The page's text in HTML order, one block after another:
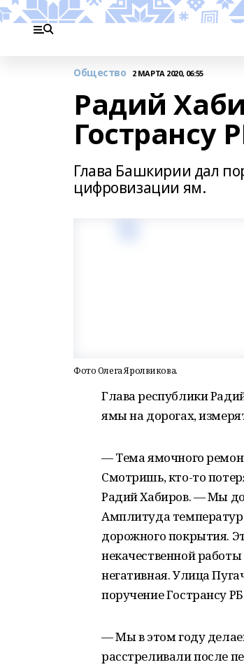
Общество 2 МАРТА 2020, 06:55
Радий
Гострансу
Глава Башкирии дал
цифровизации ям.
Фото Олега Яролвикова.
Глава республики
ямы на дорогах,
— Тема ямочного
Смотришь, кто-то
Радий Хабиров. — Мы
Амплитуда
дорожного покрытия.
некачественной
негативная. Улица
поручение Гострансу
— Мы в этом году
расстреливали после